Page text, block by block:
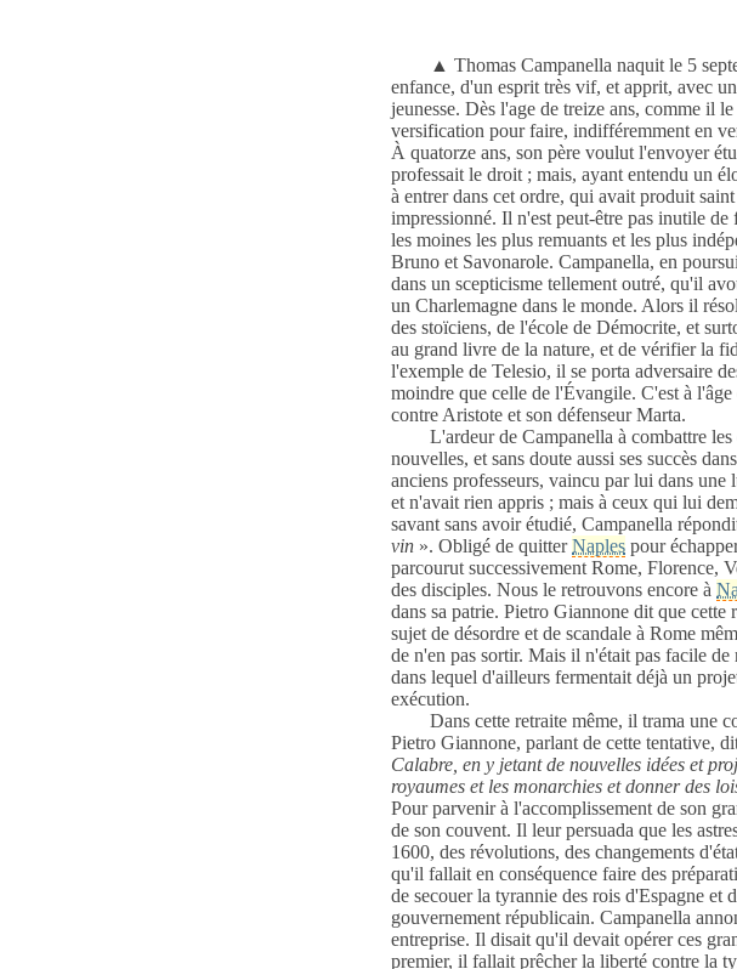
▲ Thomas Campanella naquit le 5
enfance, d'un esprit très vif, et apprit, avec
jeunesse. Dès l'age de treize ans, comme il
versification pour faire, indifféremment en
À quatorze ans, son père voulut l'envoyer
professait le droit ; mais, ayant entendu un
à entrer dans cet ordre, qui avait produit
impressionné. Il n'est peut-être pas inutile
les moines les plus remuants et les plus
Bruno et Savonarole. Campanella, en
dans un scepticisme tellement outré, qu'il
un Charlemagne dans le monde. Alors il
des stoïciens, de l'école de Démocrite, et
au grand livre de la nature, et de vérifier la
l'exemple de Telesio, il se porta adversaire
moindre que celle de l'Évangile. C'est à
contre Aristote et son défenseur Marta.
L'ardeur de Campanella à combattre
nouvelles, et sans doute aussi ses succès
anciens professeurs, vaincu par lui dans
et n'avait rien appris ; mais à ceux qui lui
savant sans avoir étudié, Campanella
vin ». Obligé de quitterNaples pour
parcourut successivement Rome, Florence,
des disciples. Nous le retrouvons encore à
dans sa patrie. Pietro Giannone dit que
sujet de désordre et de scandale à Rome
de n'en pas sortir. Mais il n'était pas facile
dans lequel d'ailleurs fermentait déjà un
exécution.
Dans cette retraite même, il trama une
Pietro Giannone, parlant de cette tentative,
Calabre, en y jetant de nouvelles idées et
royaumes et les monarchies et donner des
Pour parvenir à l'accomplissement de son
de son couvent. Il leur persuada que les
1600, des révolutions, des changements
qu'il fallait en conséquence faire des
de secouer la tyrannie des rois d'Espagne et
gouvernement républicain. Campanella
entreprise. Il disait qu'il devait opérer ces
premier, il fallait prêcher la liberté contre la